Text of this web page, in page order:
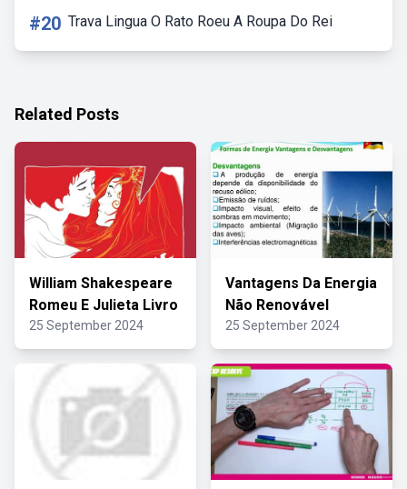
#20 Trava Lingua O Rato Roeu A Roupa Do Rei
Related Posts
William Shakespeare
Romeu E Julieta Livro
25 September 2024
Vantagens Da Energia
Não Renovável
25 September 2024